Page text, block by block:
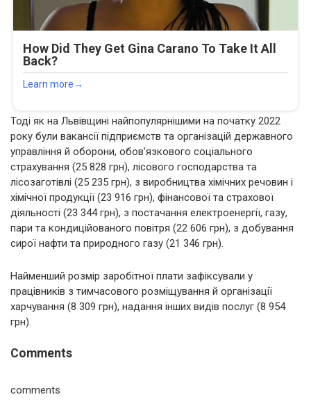
Тоді як на Львівщині найпопулярнішими на початку 2022
року були вакансії підприємств та організацій державного
управління й оборони, обов’язкового соціального
страхування (25 828 грн), лісового господарства та
лісозаготівлі (25 235 грн), з виробництва хімічних речовин і
хімічної продукції (23 916 грн), фінансової та страхової
діяльності (23 344 грн), з постачання електроенергії, газу,
пари та кондиційованого повітря (22 606 грн), з добування
сирої нафти та природного газу (21 346 грн).
Найменший розмір заробітної плати зафіксували у
працівників з тимчасового розміщування й організації
харчування (8 309 грн), надання інших видів послуг (8 954
грн).
Comments
comments